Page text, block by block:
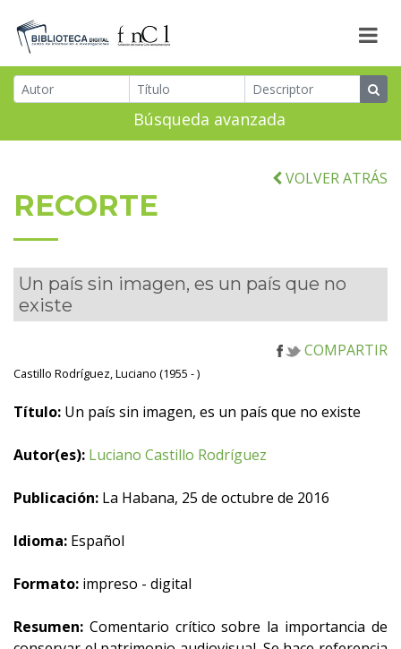
Búsqueda avanzada
VOLVER ATRÁS
RECORTE
Un país sin imagen, es un país que no
existe
COMPARTIR
Castillo Rodríguez, Luciano (1955 - )
Título: Un país sin imagen, es un país que no existe
Autor(es): Luciano Castillo Rodríguez
Publicación: La Habana, 25 de octubre de 2016
Idioma: Español
Formato: impreso - digital
Resumen: Comentario crítico sobre la importancia de